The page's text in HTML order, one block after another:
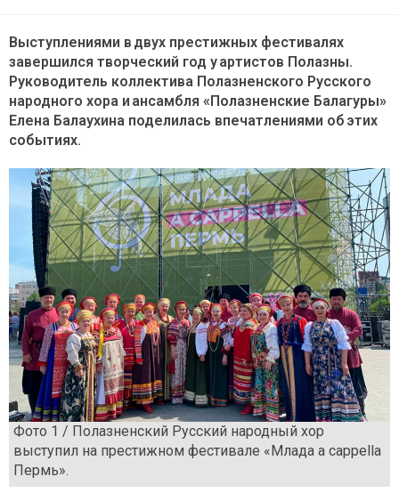
Выступлениями в двух престижных фестивалях
завершился творческий год у артистов Полазны.
Руководитель коллектива Полазненского Русского
народного хора и ансамбля «Полазненские Балагуры»
Елена Балаухина поделилась впечатлениями об этих
событиях.
Фото 1 / Полазненский Русский народный хор
выступил на престижном фестивале «Млада a cappella
Пермь».